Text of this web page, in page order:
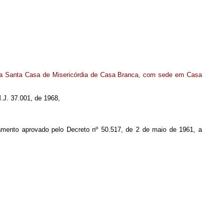
Santa Casa de Misericórdia de Casa Branca, com sede em Casa
37.001, de 1968,
aprovado pelo Decreto nº 50.517, de 2 de maio de 1961, a